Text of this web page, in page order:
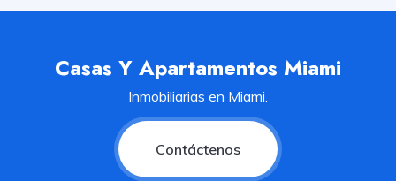
Casas Y Apartamentos Miami
Inmobiliarias en Miami.
Contáctenos